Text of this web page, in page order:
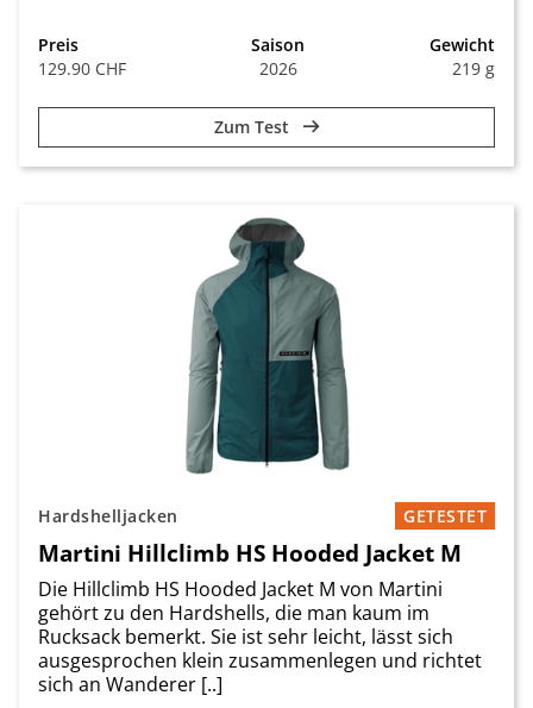
Preis
129.90 CHF
Saison
2026
Gewicht
219 g
Zum Test
Hardshelljacken GETESTET
Martini Hillclimb HS Hooded Jacket M
Die Hillclimb HS Hooded Jacket M von Martini
gehört zu den Hardshells, die man kaum im
Rucksack bemerkt. Sie ist sehr leicht, lässt sich
ausgesprochen klein zusammenlegen und richtet
sich an Wanderer [..]